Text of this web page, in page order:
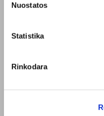
Nuostatos
Statistika
Rinkodara
Apie mus
Susisiekite su mumis
TAISYKLĖS
Elektroninės